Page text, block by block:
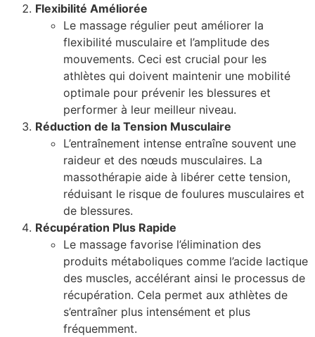
Flexibilité Améliorée
Le massage régulier peut améliorer la
flexibilité musculaire et l’amplitude des
mouvements. Ceci est crucial pour les
athlètes qui doivent maintenir une mobilité
optimale pour prévenir les blessures et
performer à leur meilleur niveau.
Réduction de la Tension Musculaire
L’entraînement intense entraîne souvent une
raideur et des nœuds musculaires. La
massothérapie aide à libérer cette tension,
réduisant le risque de foulures musculaires et
de blessures.
Récupération Plus Rapide
Le massage favorise l’élimination des
produits métaboliques comme l’acide lactique
des muscles, accélérant ainsi le processus de
récupération. Cela permet aux athlètes de
s’entraîner plus intensément et plus
fréquemment.